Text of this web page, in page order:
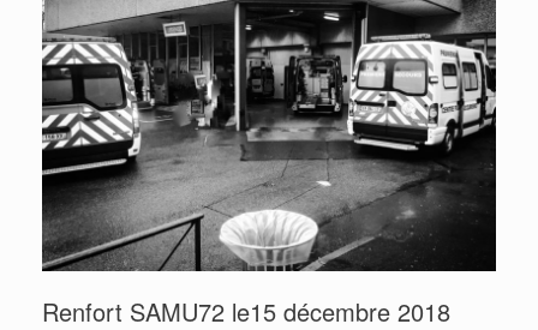
Renfort SAMU72 le15 décembre 2018